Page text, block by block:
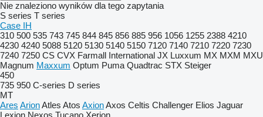
Nie znaleziono wyników dla tego zapytania
S series T series
Case IH
310 500 535 743 745 844 845 856 885 956 1056 1255 2388 4210
4230 4240 5088 5120 5130 5140 5150 7120 7140 7210 7220 7230
7240 7250 CS CVX Farmall International JX Luxxum MX MXM MXU
Magnum Maxxum Optum Puma Quadtrac STX Steiger
450
735 950 C-series D series
MT
Ares ArionAtles Atos AxionAxos Celtis Challenger Elios Jaguar
Lexion Nexos Tucano Xerion